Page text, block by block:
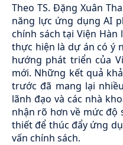
Theo TS. Đặng Xuân
năng lực ứng dụng AI
chính sách tại Viện Hàn
thực hiện là dự án có ý
hướng phát triển của
mới. Những kết quả
trước đã mang lại
lãnh đạo và các nhà
nhận rõ hơn về mức độ
thiết để thúc đẩy ứng
vấn chính sách.